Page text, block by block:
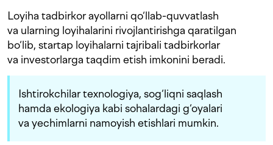
Loyiha tadbirkor ayollarni qo‘llab-quvvatlash
va ularning loyihalarini rivojlantirishga qaratilgan
bo‘lib, startap loyihalarni tajribali tadbirkorlar
va investorlarga taqdim etish imkonini beradi.
Ishtirokchilar texnologiya, sog‘liqni saqlash
hamda ekologiya kabi sohalardagi g‘oyalari
va yechimlarni namoyish etishlari mumkin.